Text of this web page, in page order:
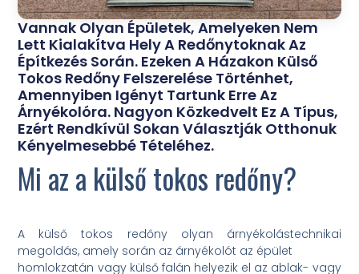
Vannak Olyan Épületek, Amelyeken Nem
Lett Kialakítva Hely A Redőnytoknak Az
Építkezés Során. Ezeken A Házakon Külső
Tokos Redőny Felszerelése Történhet,
Amennyiben Igényt Tartunk Erre Az
Árnyékolóra. Nagyon Közkedvelt Ez A Típus,
Ezért Rendkívül Sokan Választják Otthonuk
Kényelmesebbé Tételéhez.
Mi az a külső tokos redőny?
A külső tokos redőny olyan árnyékolástechnikai
megoldás, amely során az árnyékolót az épület
homlokzatán vagy külső falán helyezik el az ablak- vagy